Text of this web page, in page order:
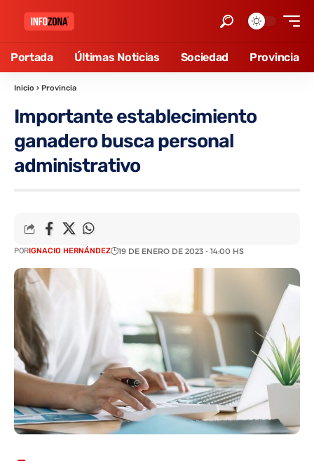
Portada Últimas Noticias Sociedad Provincia
Inicio › Provincia
Importante establecimiento
ganadero busca personal
administrativo
PORIGNACIO HERNÁNDEZ 19 DE ENERO DE 2023 - 14:00 HS